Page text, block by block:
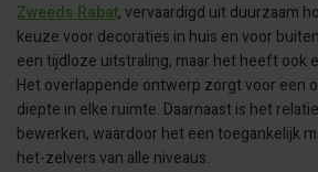
Zweeds Rabat, vervaardigd uit duurzaam
keuze voor decoraties in huis en voor
een tijdloze uitstraling, maar het heeft ook
Het overlappende ontwerp zorgt voor een
diepte in elke ruimte. Daarnaast is het
bewerken, waardoor het een toegankelijk
het-zelvers van alle niveaus.